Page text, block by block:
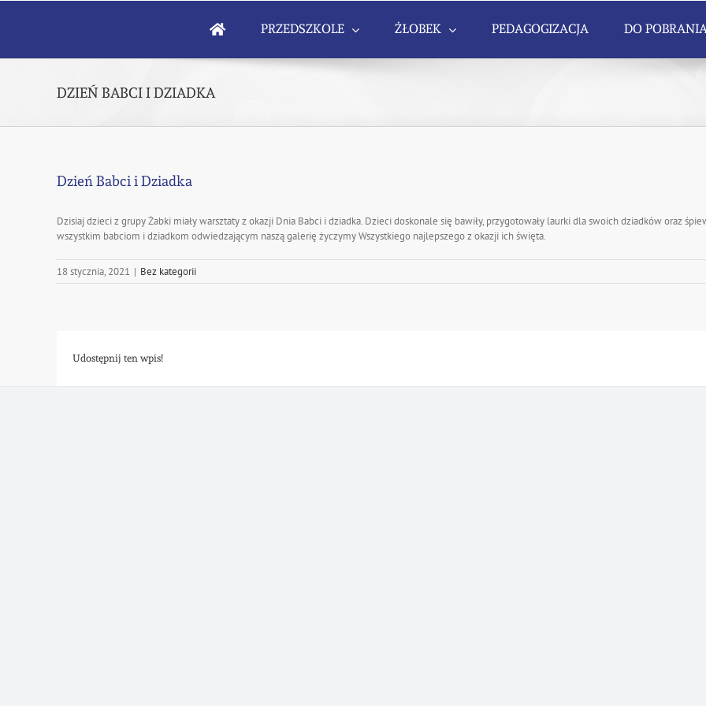
PRZEDSZKOLE ŻŁOBEK PEDAGOGIZACJA DO
DZIEŃ BABCI I DZIADKA
Dzień Babci i Dziadka
Dzisiaj dzieci z grupy Żabki miały warsztaty z okazji Dnia Babci i dziadka. Dzieci doskonale się bawiły, przygotowały laurki dla swoich dziadków oraz
wszystkim babciom i dziadkom odwiedzającym naszą galerię życzymy Wszystkiego najlepszego z okazji ich święta.
18 stycznia, 2021 | Bez kategorii
Udostępnij ten wpis!